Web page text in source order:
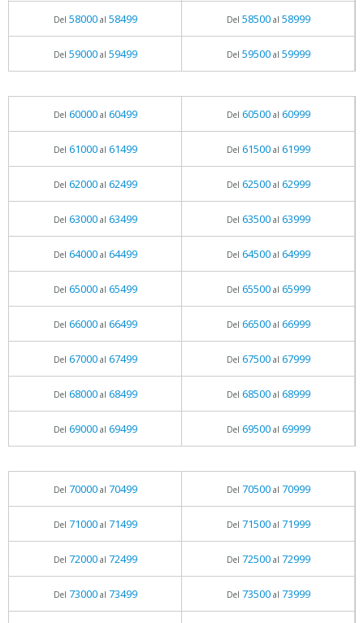
Del 58000al 58499 Del 58500al 58999
Del 59000al 59499 Del 59500al 59999
Del 60000al 60499 Del 60500al 60999
Del 61000al 61499 Del 61500al 61999
Del 62000al 62499 Del 62500al 62999
Del 63000al 63499 Del 63500al 63999
Del 64000al 64499 Del 64500al 64999
Del 65000al 65499 Del 65500al 65999
Del 66000al 66499 Del 66500al 66999
Del 67000al 67499 Del 67500al 67999
Del 68000al 68499 Del 68500al 68999
Del 69000al 69499 Del 69500al 69999
Del 70000al 70499 Del 70500al 70999
Del 71000al 71499 Del 71500al 71999
Del 72000al 72499 Del 72500al 72999
Del 73000al 73499 Del 73500al 73999